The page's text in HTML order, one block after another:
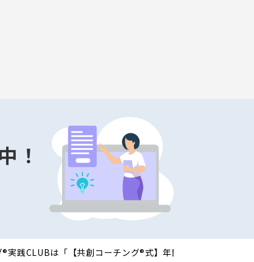
！
実践CLUBは「【共創コーチング®式】年間リフレクション